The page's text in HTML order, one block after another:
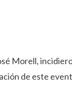
Morell,
de este